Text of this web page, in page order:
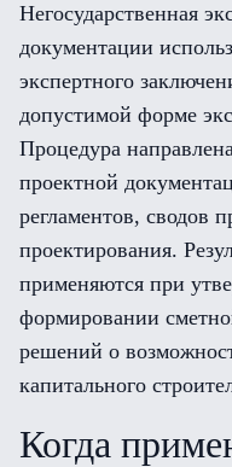
Негосударственная
документации
экспертного
допустимой форме
Процедура
проектной
регламентов, сводов
проектирования.
применяются при
формировании
решений о
капитального
Когда